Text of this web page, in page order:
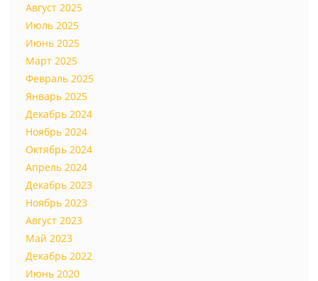
Август 2025
Июль 2025
Июнь 2025
Март 2025
Февраль 2025
Январь 2025
Декабрь 2024
Ноябрь 2024
Октябрь 2024
Апрель 2024
Декабрь 2023
Ноябрь 2023
Август 2023
Май 2023
Декабрь 2022
Июнь 2020